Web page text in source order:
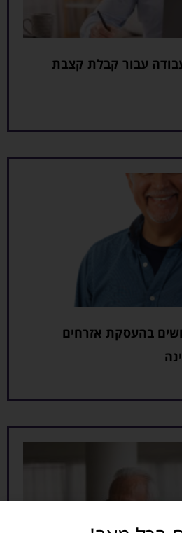
עבור קבלת קצבת
בהעסקת אזרחים